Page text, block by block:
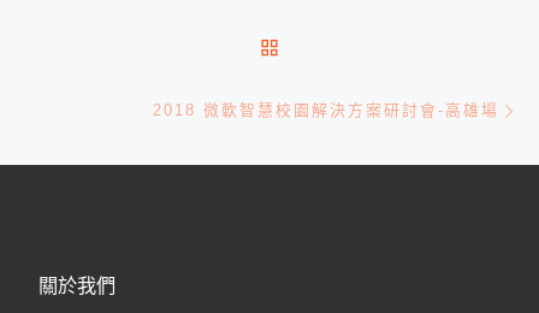
2018 微軟智慧校園解決方案研討會-高雄場
關於我們